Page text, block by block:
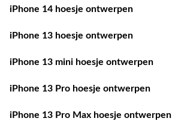
iPhone 14 hoesje ontwerpen
iPhone 13 hoesje ontwerpen
iPhone 13 mini hoesje ontwerpen
iPhone 13 Pro hoesje ontwerpen
iPhone 13 Pro Max hoesje ontwerpen